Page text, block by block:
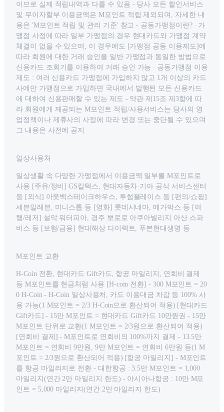
이므로 실제 적립내역과 다를 수 있음 - 당사 모든 할인서비스
및 무이자할부 이용금액은 M포인트 적립 제외되며, 자세한 내
용은 'M포인트 적립 및 관리 기준' 참고 - 공동가맹점이란? ∙ 가
맹점 사정에 따라 일부 가맹점의 경우 현대카드와 가맹점 계약
체결이 없을 수 있으며, 이 경우에도 [가맹점 공동 이용제도]에
따라 회원에 대한 거래 승인을 일반 가맹점과 동일한 방법으로
신용카드 조회기를 이용하여 거래 승인 가능 ∙ 공동가맹점 이용
제도 : 여러 신용카드 가맹점에 가입하지 않고 1개 이상의 카드
사에만 가맹점으로 가입하면 국내에서 발행된 모든 신용카드
에 대하여 신용판매할 수 있는 제도 - 약관 제15조 제3항에 따
라 회원에게 제공되는 M포인트 적립/사용서비스는 당사의 영
업정책이나 제휴사의 사정에 따라 변경 또는 중단될 수 있으며
그 내용은 사전에 공지
일상사용처
일상생활 속 다양한 가맹점에서 이용금액 일부를 M포인트로
사용 [주유/정비] GS칼텍스, 현대자동차·기아 공식 서비스센터
등 [외식] 아웃백스테이크하우스, 투썸플레이스 등 [편의/쇼핑]
세븐일레븐, 미니스톱 등 [영화] 롯데시네마, 메가박스 등 [여
행/레저] 설악 워터피아, 경주 뽀로로 아쿠아빌리지 아산 스파
비스 등 [보험/금융] 현대해상 다이렉트, 푸본현대생명 등
M포인트 교환
H-Coin 전환, 현대카드 Gift카드, 항공 마일리지, 연회비 결제
등 M포인트를 현금처럼 사용 [H-coin 전환] - 300 M포인트 = 20
0 H-Coin - H-Coin 일상사용처, 카드 이용대금 차감 등 100% 사
용 가능(1 M포인트 = 2/3 H-Coin으로 환산되어 적용) [현대카드
Gift카드] - 15만 M포인트 = 현대카드 Gift카드 10만원권 - 15만
M포인트 단위로 교환(1 M포인트 = 2/3원으로 환산되어 적용)
[연회비 결제] - M포인트로 연회비의 100%까지 결제 - 13.5만
M포인트 = 연회비 9만원, 9만 M포인트 = 연회비 6만원 등(1 M
포인트 = 2/3원으로 환산되어 적용) [항공 마일리지] - M포인트
를 항공 마일리지로 전환 - 대한항공 : 3.5만 M포인트 = 1,000
마일리지(연간 2만 마일리지 한도) - 아시아나항공 : 10만 M포
인트 = 5,000 마일리지(연간 2만 마일리지 한도)